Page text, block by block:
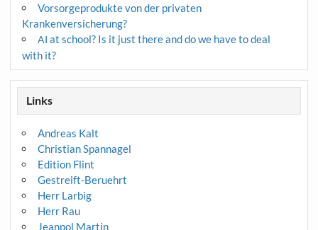
Vorsorgeprodukte von der privaten
Krankenversicherung?
AI at school? Is it just there and do we have to deal
with it?
Links
Andreas Kalt
Christian Spannagel
Edition Flint
Gestreift-Beruehrt
Herr Larbig
Herr Rau
Jeanpol Martin